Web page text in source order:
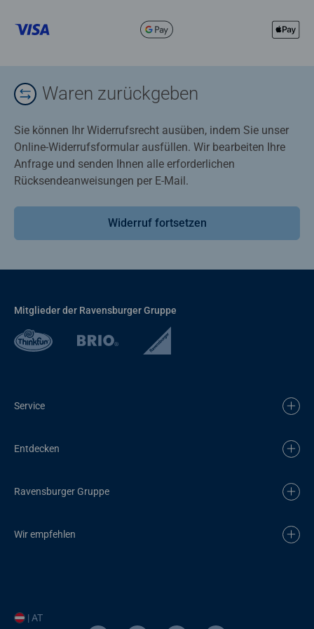
Waren zurückgeben
Sie können Ihr Widerrufsrecht ausüben, indem Sie unser
Online-Widerrufsformular ausfüllen. Wir bearbeiten Ihre
Anfrage und senden Ihnen alle erforderlichen
Rücksendeanweisungen per E-Mail.
Widerruf fortsetzen
Mitglieder der Ravensburger Gruppe
Service
Entdecken
Ravensburger Gruppe
Wir empfehlen
| AT